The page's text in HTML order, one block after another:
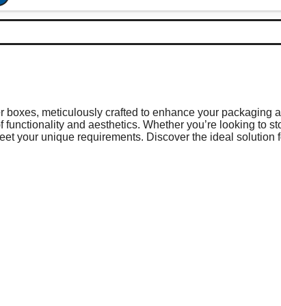
boxes, meticulously crafted to enhance your
functionality and aesthetics. Whether you’re looking to
your unique requirements. Discover the ideal